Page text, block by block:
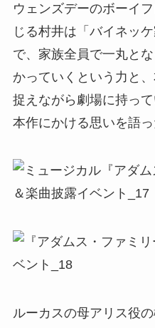
ウェンズデーのボーイ
じる村井は「バイネッ
で、家族全員で一丸と
かっていくという力と
捉えながら劇場に持っ
本作にかける思いを語っ
ルーカスの母アリス役